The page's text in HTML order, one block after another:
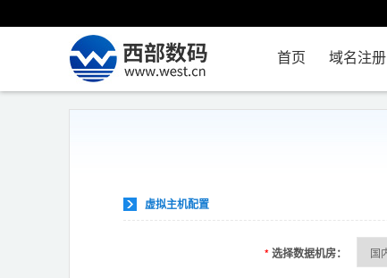
首页 域名注册
虚拟主机配置
*选择数据机房：